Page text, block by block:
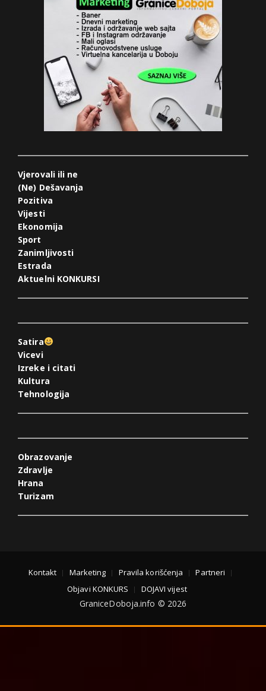
Vjerovali ili ne
(Ne) Dešavanja
Pozitiva
Vijesti
Ekonomija
Sport
Zanimljivosti
Estrada
Aktuelni KONKURSI
Satira
Vicevi
Izreke i citati
Kultura
Tehnologija
Obrazovanje
Zdravlje
Hrana
Turizam
Kontakt Marketing Pravila korišćenja
Partneri
Objavi KONKURS
DOJAVI vijest
GraniceDoboja.info © 2026